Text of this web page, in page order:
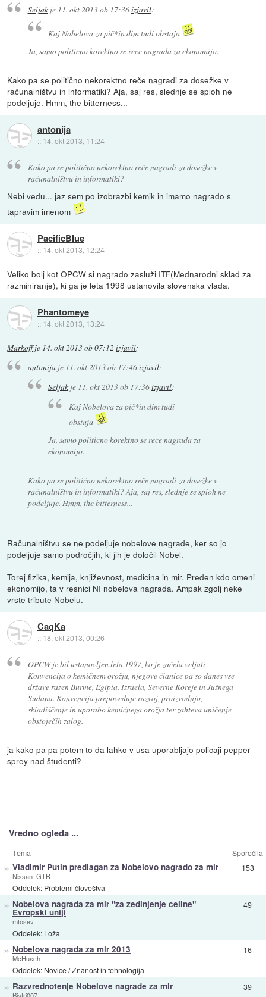
Seljakje 11. okt 2013 ob 17:36izjavil:
Kaj Nobelova za pič*in dim tudi obstaja
Ja, samo politicno korektno se rece nagrada za ekonomijo.
Kako pa se politično nekorektno reče nagradi za dosežke v
računalništvu in informatiki? Aja, saj res, slednje se sploh ne
podeljuje. Hmm, the bitterness...
antonija
:: 14. okt 2013, 11:24
Kako pa se politično nekorektno reče nagradi za dosežke v
računalništvu in informatiki?
Nebi vedu... jaz sem po izobrazbi kemik in imamo nagrado s
tapravim imenom
PacificBlue
:: 14. okt 2013, 12:24
Veliko bolj kot OPCW si nagrado zasluži ITF(Mednarodni sklad za
razminiranje), ki ga je leta 1998 ustanovila slovenska vlada.
Phantomeye
:: 14. okt 2013, 13:24
Markoffje 14. okt 2013 ob 07:12 izjavil:
antonijaje 11. okt 2013 ob 17:46izjavil:
Seljak je 11. okt 2013 ob 17:36izjavil:
Kaj Nobelova za pič*in dim tudi
obstaja
Ja, samo politicno korektno se rece nagrada za
ekonomijo.
Kako pa se politično nekorektno reče nagradi za dosežke v
računalništvu in informatiki? Aja, saj res, slednje se sploh ne
podeljuje. Hmm, the bitterness...
Računalništvu se ne podeljuje nobelove nagrade, ker so jo
podeljuje samo področjih, ki jih je določil Nobel.
Torej fizika, kemija, književnost, medicina in mir. Preden kdo omeni
ekonomijo, ta v resnici NI nobelova nagrada. Ampak zgolj neke
vrste tribute Nobelu.
CaqKa
:: 18. okt 2013, 00:26
OPCW je bil ustanovljen leta 1997, ko je začela veljati
Konvencija o kemičnem orožju, njegove članice pa so danes vse
države razen Burme, Egipta, Izraela, Severne Koreje in Južnega
Sudana. Konvencija prepoveduje razvoj, proizvodnjo,
skladiščenje in uporabo kemičnega orožja ter zahteva uničenje
obstoječih zalog.
ja kako pa pa potem to da lahko v usa uporabljajo policaji pepper
sprey nad študenti?
Vredno ogleda ...
Tema Sporočila
» Vladimir Putin predlagan za Nobelovo nagrado za mir
Nissan_GTR
Oddelek: Problemi človeštva
153
» Nobelova nagrada za mir "za zedinjenje celine"
Evropski uniji
mtosev
Oddelek: Loža
49
» Nobelova nagrada za mir 2013
McHusch
Oddelek: Novice/Znanost in tehnologija
16
» Razvrednotenje Nobelove nagrade za mir 39